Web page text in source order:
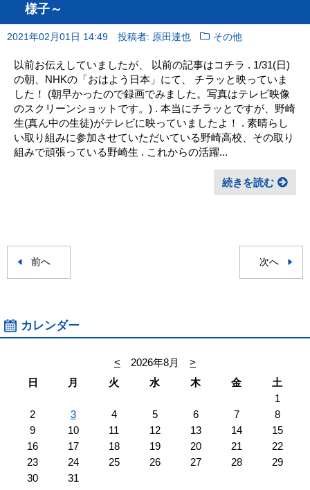
様子～
2021年02月01日 14:49 投稿者: 原田達也 その他
以前お伝えしていましたが、 以前の記事はコチラ . 1/31(日)
の朝、NHKの「おはよう日本」にて、 チラッと映っていま
した！ (朝早かったので録画でみました。写真はテレビ映像
のスクリーンショットです。) . 本当にチラッとですが、野崎
生(真ん中の生徒)がテレビに映っていましたよ！ . 素晴らし
い取り組みに参加させていただいている野崎高校、その取り
組みで頑張っている野崎生 . これからの活躍...
続きを読む
前へ 次へ
カレンダー
< 2026年8月
>
日
月 火 水 木 金
土
1
2
3 4 5 6 7
8
9
10 11 12 13 14
15
16
17 18 19 20 21
22
23
24 25 26 27 28
29
30
31